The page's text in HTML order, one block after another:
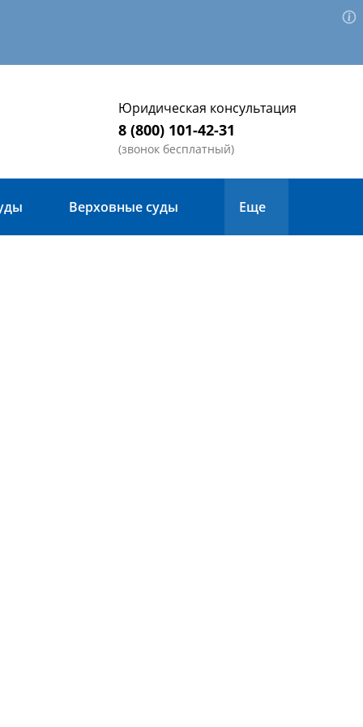
Юридическая консультация
8 (800) 101-42-31
(звонок бесплатный)
Верховные суды Еще